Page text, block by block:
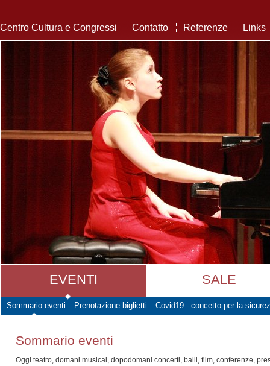
Centro Cultura e Congressi Contatto Referenze Links
EVENTI SALE
Sommario eventi Prenotazione biglietti Covid19 - concetto per la
Sommario eventi
Oggi teatro, domani musical, dopodomani concerti, balli, film, conferenze,